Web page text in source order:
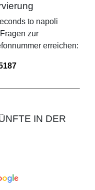
to napoli
zur
erreichen:
IN DER